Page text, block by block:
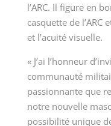
l’ARC. Il figure en
casquette de
et l’acuité visuelle.
« J’ai l’honneur
communauté
passionnante que
notre nouvelle
possibilité unique